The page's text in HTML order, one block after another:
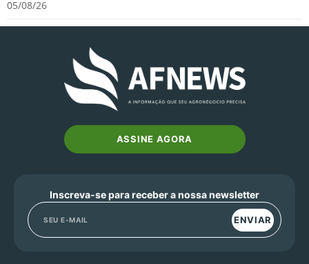
05/08/26
ASSINE AGORA
Inscreva-se para receber a nossa newsletter
ENVIAR